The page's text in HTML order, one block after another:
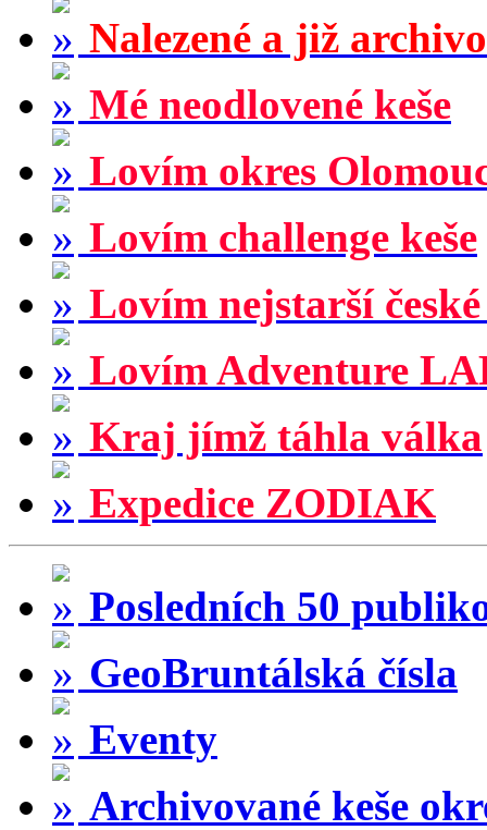
Nalezené a již
Mé neodlovené keše
Lovím okres
Lovím challenge keše
Lovím nejstarší české
Lovím Adventure
Kraj jímž táhla válka
Expedice ZODIAK
Posledních 50
GeoBruntálská čísla
Eventy
Archivované keše